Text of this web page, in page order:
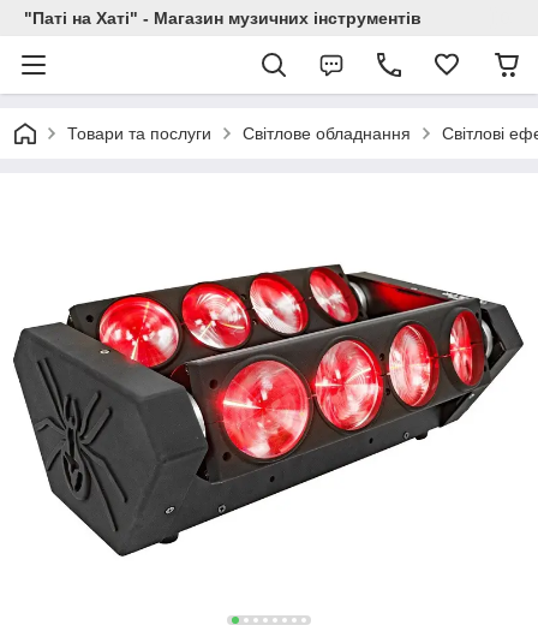
"Паті на Хаті" - Магазин музичних інструментів
Товари та послуги Світлове обладнання Світлові